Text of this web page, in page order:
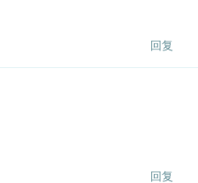
回复
回复